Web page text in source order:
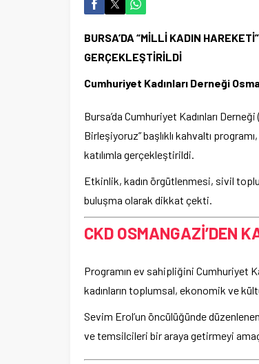
BURSA’DA “MİLLİ KADIN
GERÇEKLEŞTİRİLDİ
Cumhuriyet Kadınları Derneği
Bursa’da Cumhuriyet Kadınları
Birleşiyoruz” başlıklı kahvaltı
katılımla gerçekleştirildi.
Etkinlik, kadın örgütlenmesi, sivil
buluşma olarak dikkat çekti.
CKD OSMANGAZİ’DEN
Programın ev sahipliğini Cumhuriyet
kadınların toplumsal, ekonomik ve
Sevim Erol’un öncülüğünde
ve temsilcileri bir araya getirmeyi